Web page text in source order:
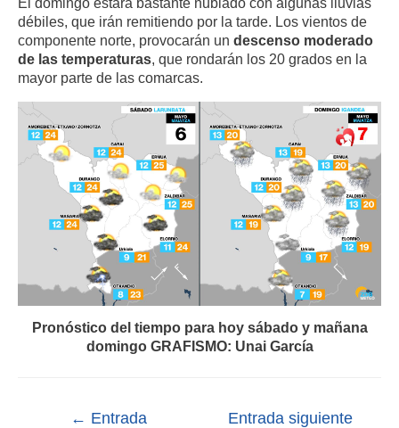
débiles, que irán remitiendo por la tarde. Los vientos de
componente norte, provocarán un descenso moderado
de las temperaturas , que rondarán los 20 grados en la
mayor parte de las comarcas.
Pronóstico del tiempo para hoy sábado y mañana
domingo GRAFISMO: Unai García
← Entrada
Entrada siguiente